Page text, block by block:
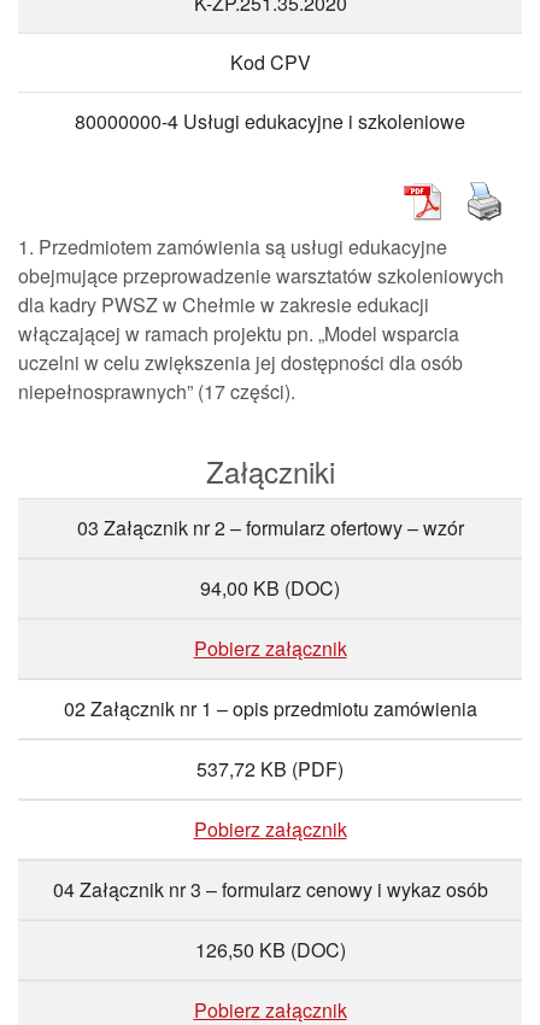
Kod CPV
80000000-4 Usługi edukacyjne i szkoleniowe
1. Przedmiotem zamówienia są usługi edukacyjne
obejmujące przeprowadzenie warsztatów szkoleniowych
dla kadry PWSZ w Chełmie w zakresie edukacji
włączającej w ramach projektu pn. „Model wsparcia
uczelni w celu zwiększenia jej dostępności dla osób
niepełnosprawnych” (17 części).
Załączniki
03 Załącznik nr 2 – formularz ofertowy – wzór
94,00 KB (DOC)
Pobierz załącznik
02 Załącznik nr 1 – opis przedmiotu zamówienia
537,72 KB (PDF)
Pobierz załącznik
04 Załącznik nr 3 – formularz cenowy i wykaz osób
126,50 KB (DOC)
Pobierz załącznik